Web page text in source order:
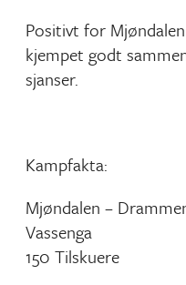
Positivt for
kjempet godt
sjanser.
Kampfakta:
Mjøndalen –
Vassenga
150 Tilskuere